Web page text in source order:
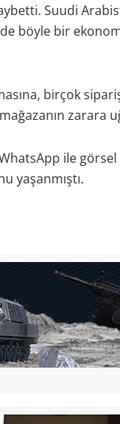
Suudi
böyle bir
birçok
zarara
ile görsel
yaşanmıştı.